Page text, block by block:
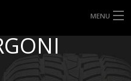
MENU
MPV, ECC